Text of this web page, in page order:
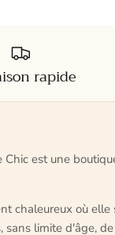
rapide
Chic est une
chaleureux où elle
sans limite d'âge,